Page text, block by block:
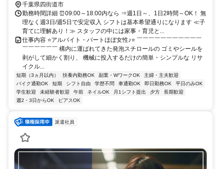
千葉県四街道市
勤務時間詳細 ⏰09:00～18:00内なら ⇒週1日～、1日2時間～OK！ 無
理なく週3日/週5日で安定収入 シフトは基本希望通りになります ≪子
育てに理解あり！≫ スタッフの中には家事・育児と...
仕事内容 ⭐アルバイト・パートほぼ女性♪⭐ ￣￣￣￣￣￣￣￣￣￣￣
￣￣￣￣￣￣ 構内に運ばれてきた発泡スチロールの ゴミやシールを
剥がして細かく割り、 機械に投入するだけの簡単・シンプルな リサ
イクル...
短期（3ヵ月以内） 扶養内勤務OK 副業・WワークOK
主婦・主夫歓迎
バイク通勤OK
短期 シフト自由 学歴不問 車通勤OK 即日勤務OK
平日のみOK
学生歓迎
未経験者歓迎 午前 ネイルOK 月1シフト提出 夕方
長期歓迎
週2・3日からOK
ピアスOK
派遣社員